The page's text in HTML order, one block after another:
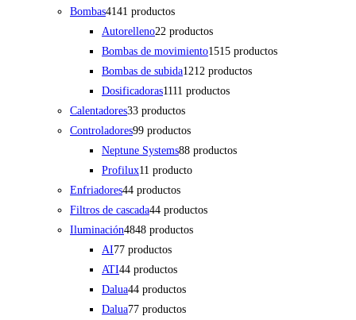
Bombas4141 productos
Autorelleno22 productos
Bombas de movimiento1515 productos
Bombas de subida1212 productos
Dosificadoras1111 productos
Calentadores33 productos
Controladores99 productos
Neptune Systems88 productos
Profilux11 producto
Enfriadores44 productos
Filtros de cascada44 productos
Iluminación4848 productos
AI77 productos
ATI44 productos
Dalua44 productos
Dalua77 productos